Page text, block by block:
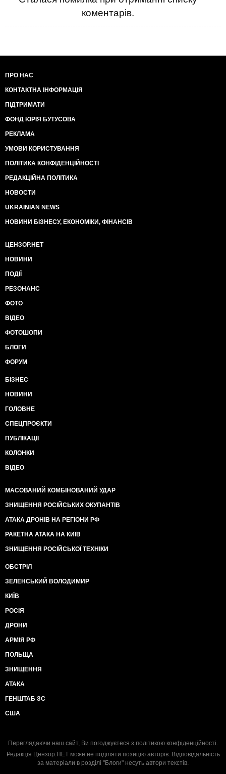
коментарів.
ПРО НАС
КОНТАКТНА ІНФОРМАЦІЯ
ПІДТРИМАТИ
ФОНД ЮРІЯ БУТУСОВА
РЕКЛАМА
УМОВИ КОРИСТУВАННЯ
ПОЛІТИКА КОНФІДЕНЦІЙНОСТІ
РЕДАКЦІЙНА ПОЛІТИКА
НОВОСТИ
UKRAINIAN NEWS
НОВИНИ БІЗНЕСУ, ЕКОНОМІКИ, ФІНАНСІВ
ЦЕНЗОР.НЕТ
НОВИНИ
ПОДІЇ
РЕЗОНАНС
ФОТО
ВІДЕО
ФОТОШОПИ
БЛОГИ
ФОРУМ
БІЗНЕС
НОВИНИ
ГОЛОВНЕ
СПЕЦПРОЄКТИ
ПУБЛІКАЦІЇ
КОЛОНКИ
ВІДЕО
МАСОВАНИЙ КОМБІНОВАНИЙ УДАР
ЗНИЩЕННЯ РОСІЙСЬКИХ ОКУПАНТІВ
АТАКА ДРОНІВ НА РЕГІОНИ РФ
РАКЕТНА АТАКА НА КИЇВ
ЗНИЩЕННЯ РОСІЙСЬКОЇ ТЕХНІКИ
ОБСТРІЛ
ЗЕЛЕНСЬКИЙ ВОЛОДИМИР
КИЇВ
РОСІЯ
ДРОНИ
АРМІЯ РФ
ПОЛЬЩА
ЗНИЩЕННЯ
АТАКА
ГЕНШТАБ ЗС
США
Переглядаючи наш сайт, Ви погоджуєтеся з політикою конфіденційності.
Редакція Цензор.НЕТ може не поділяти позицію авторів. Відповідальність
за матеріали в розділі "Блоги" несуть автори текстів.